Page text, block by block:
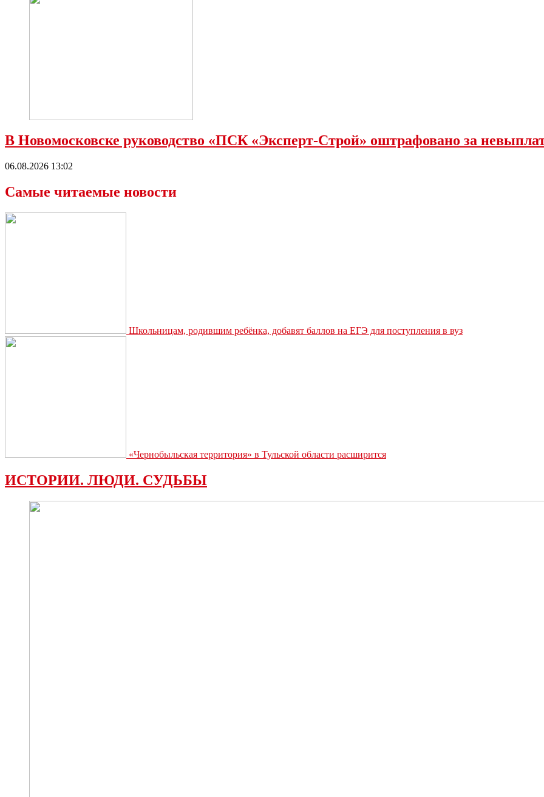
В Новомосковске руководство «ПСК «Эксперт-Строй» оштрафовано за
06.08.2026 13:02
Самые читаемые новости
Школьницам, родившим ребёнка, добавят баллов на ЕГЭ для поступления в вуз
«Чернобыльская территория» в Тульской области расширится
ИСТОРИИ. ЛЮДИ. СУДЬБЫ